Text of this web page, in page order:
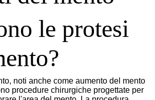
le protesi
noti anche come aumento del mento
procedure chirurgiche progettate per